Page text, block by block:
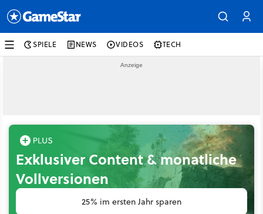
SPIELE NEWS VIDEOS TECH
Exklusiver Content & monatliche
Vollversionen
25% im ersten Jahr sparen